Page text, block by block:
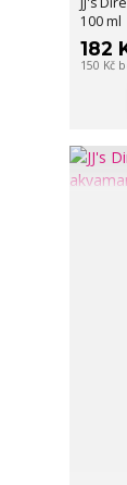
100 ml
182
150 Kč